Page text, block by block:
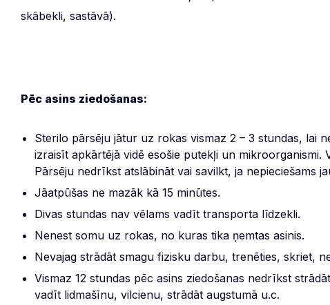
skābekli, sastāvā).
Pēc asins ziedošanas:
Sterilo pārsēju jātur uz rokas vismaz 2 – 3 stundas, lai
izraisīt apkārtējā vidē esošie putekļi un
Pārsēju nedrīkst atslābināt vai savilkt, ja nepieciešams
Jāatpūšas ne mazāk kā 15 minūtes.
Divas stundas nav vēlams vadīt transporta līdzekli.
Nenest somu uz rokas, no kuras tika ņemtas asinis.
Nevajag strādāt smagu fizisku darbu, trenēties, skriet,
Vismaz 12 stundas pēc asins ziedošanas nedrīkst
vadīt lidmašīnu, vilcienu, strādāt augstumā u.c.